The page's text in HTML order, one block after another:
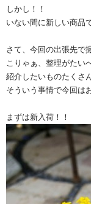
しかし！！
いない間に新しい商品
さて、今回の出張先で
こりゃぁ、整理がた
紹介したいものたくさ
そういう事情で今回は
まずは新入荷！！